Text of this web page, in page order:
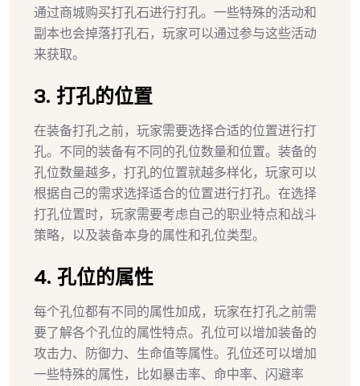
通过商城购买打孔石进行打孔。一些特殊的活动和
副本也会掉落打孔石，玩家可以通过参与这些活动
来获取。
3. 打孔的位置
在装备打孔之前，玩家需要选择合适的位置进行打
孔。不同的装备有不同的孔位数量和位置。装备的
孔位数量越多，打孔的位置就越多样化，玩家可以
根据自己的需求选择适合的位置进行打孔。在选择
打孔位置时，玩家需要考虑自己的职业特点和战斗
策略，以及装备本身的属性和孔位类型。
4. 孔位的属性
每个孔位都有不同的属性加成，玩家在打孔之前需
要了解各个孔位的属性特点。孔位可以增加装备的
攻击力、防御力、生命值等属性。孔位还可以增加
一些特殊的属性，比如暴击率、命中率、闪避率